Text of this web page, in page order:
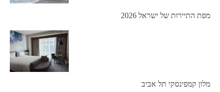
מפת התיירות של ישראל 2026
מלון קמפינסקי תל אביב